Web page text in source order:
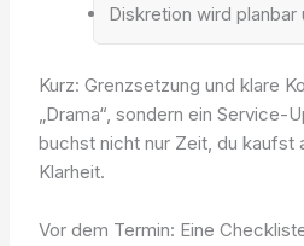
Diskretion wird planbar
Kurz: Grenzsetzung und klare
„Drama“, sondern ein Service-
buchst nicht nur Zeit, du kaufst
Klarheit.
Vor dem Termin: Eine